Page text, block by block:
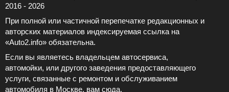
2016 - 2026
При полной или частичной перепечатке редакционных и
авторских материалов индексируемая ссылка на
«Auto2.info» обязательна.
Если вы являетесь владельцем автосервиса,
автомойки, или другого заведения предоставляющего
услуги, связанные с ремонтом и обслуживанием
автомобиля в Москве, вам сюда.